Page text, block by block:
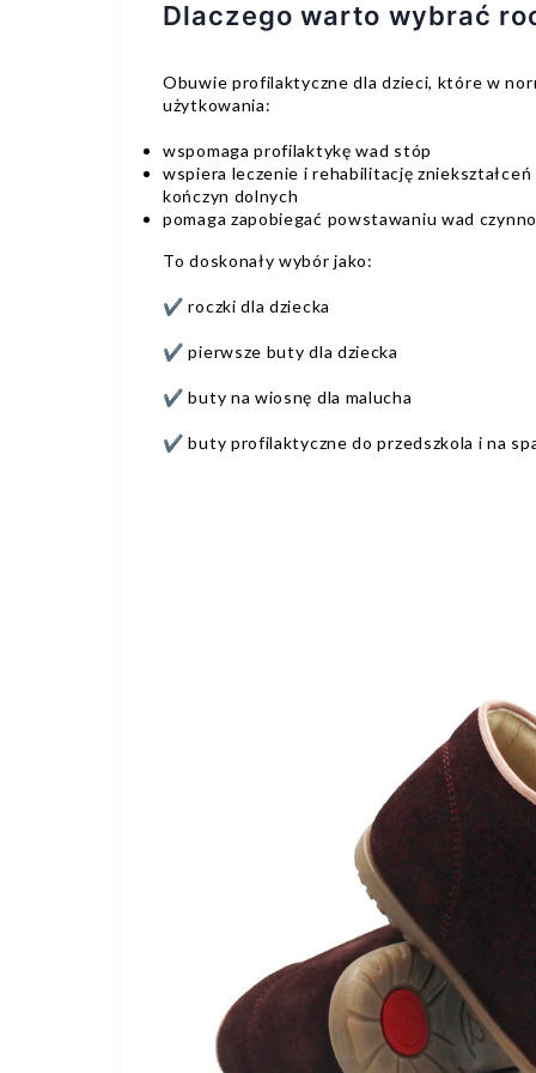
Dlaczego warto wybrać
Obuwie profilaktyczne dla dzieci, które w
użytkowania:
wspomaga profilaktykę wad stóp
wspiera leczenie i rehabilitację
kończyn dolnych
pomaga zapobiegać powstawaniu wad
To doskonały wybór jako:
✔ roczki dla dziecka
✔ pierwsze buty dla dziecka
✔ buty na wiosnę dla malucha
✔ buty profilaktyczne do przedszkola i na